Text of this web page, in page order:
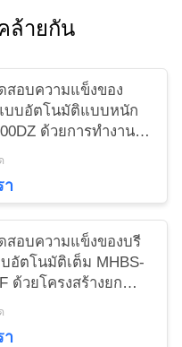
ายกัน
สอบความแข็งของ
บบอัตโนมัติแบบหนัก
ด้วยการทํางาน
ย์
า
สอบความแข็งของบรี
อัตโนมัติเต็ม MHBS-
ด้วยโครงสร้างยก
า